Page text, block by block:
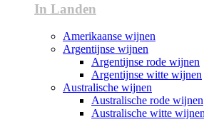
In Landen
Amerikaanse wijnen
Argentijnse wijnen
Argentijnse rode wijnen
Argentijnse witte wijnen
Australische wijnen
Australische rode wijnen
Australische witte wijnen